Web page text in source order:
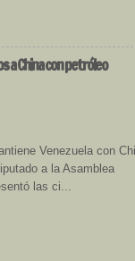
a China con petróleo
Venezuela con
a la Asamblea
las ci...